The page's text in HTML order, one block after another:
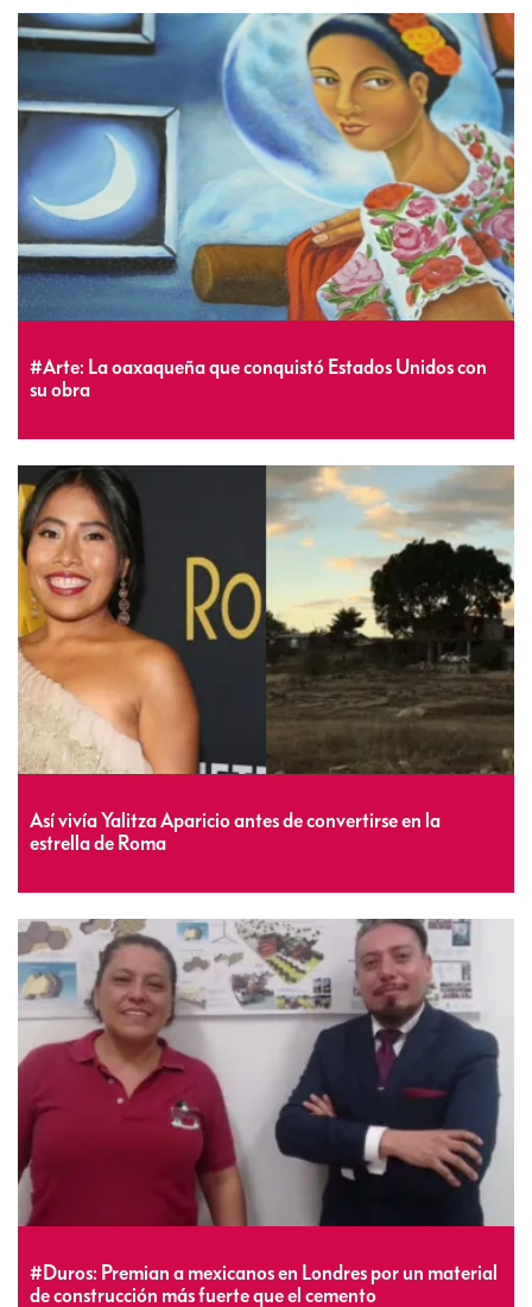
#Arte: La oaxaqueña que conquistó Estados Unidos con
su obra
Así vivía Yalitza Aparicio antes de convertirse en la
estrella de Roma
#Duros: Premian a mexicanos en Londres por un material
de construcción más fuerte que el cemento